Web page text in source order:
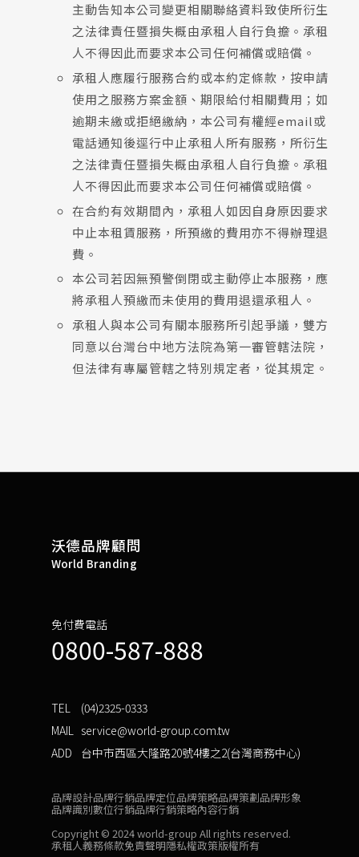
主動告知本公司變更相關聯絡資料致使所衍生
之法律責任暨損失概由承租人自行負擔。承租
人不得因此而要求本公司任何補償或賠償。
承租人應履行服務合約或本約定條款，按申請
使用之服務方案金額、期限給付相關費用；如
逾期未繳或拒絕繳納，本公司有權經email或
電話通知後逕行中止承租人所有服務，所衍生
之法律責任暨損失概由承租人自行負擔。承租
人不得因此而要求本公司任何補償或賠償。
在合約有效期間內，承租人如因自身原因要求
中止本租賃服務，所預繳的費用亦不得辦理退
費。
本公司若因無預警倒閉或主動停止本服務，應
將承租人預繳而未使用的費用退還承租人。
承租人與本公司有關本服務所引起爭議，雙方
同意以台灣台中地方法院為第一審管轄法院，
但法律有專屬管轄之特別規定者，從其規定。
沃德品牌顧問
World Branding
免付費電話
0800-587-888
TEL
(04)2325-0333
MAIL service@world-group.com.tw
ADD
台中市西區大隆路20號4樓之2(台灣商務中心)
品牌設計品牌行銷品牌定位品牌策略品牌策劃品牌形象
品牌識別數位行銷品牌行銷策略內容行銷
Copyright © 2024 world-group All rights reserved.
承租人義務條款免責聲明隱私權政策版權所有